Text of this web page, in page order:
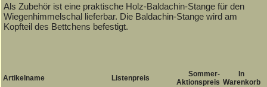
Als Zubehör ist eine praktische Holz-Baldachin-Stange für den
Wiegenhimmelschal lieferbar. Die Baldachin-Stange wird am
Kopfteil des Bettchens befestigt.
Artikelname Listenpreis
Sommer-
Aktionspreis
In
Warenkorb